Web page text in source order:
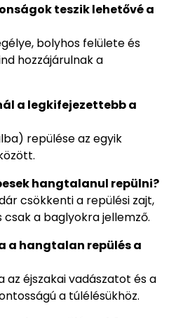
teszik lehetővé a
bolyhos felülete és
hozzájárulnak a
a legkifejezettebb a
repülése az egyik
hangtalanul repülni?
csökkenti a repülési zajt,
a baglyokra jellemző.
a hangtalan repülés a
az éjszakai vadászatot és a
a túlélésükhöz.